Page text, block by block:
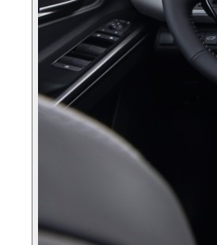
Fra kr. 349.990